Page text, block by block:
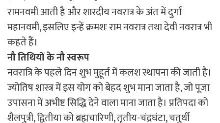
रामनवमी आती है और शारदीय नवरात्र के अंत में दुर्गा
महानवमी, इसलिए इन्हें क्रमशः राम नवरात्र तथा देवी नवरात्र भी
कहते हैं।
नौतिथियोंकेनौस्वरूप
नवरात्रि के पहले दिन शुभ मुहूर्त में कलश स्थापना की जाती है।
ज्योतिष शास्त्र में इस योग को बेहद शुभ माना जाता है, जो पूजा
उपासना में अभीष्ट सिद्धि देने वाला माना जाता है। प्रतिपदा को
शैलपुत्री, द्वितीया को ब्रह्मचारिणी, तृतीय-चंद्रघंटा, चतुर्थी